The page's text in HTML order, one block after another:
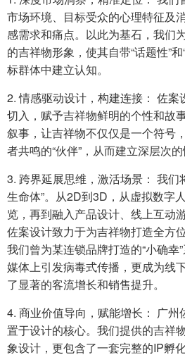
市场环境、目标受众的心理特征及
感需求和痛点。以此为基石，我们
的吉祥物形象，使其自带“话题性”
标群体中建立认知。
2. 情感驱动设计，构建连接： 佐
切入，赋予吉祥物鲜明的个性和故
叙事，让吉祥物不仅仅是一个符号
者共鸣的“伙伴”，从而建立深层次的
3. 跨界延展思维，激活场景： 我们
生命体”。从2D到3D，从虚拟数字
览，再到融入产品设计、线上互动
佐案设计致力于为吉祥物打造全方
我们曾为某连锁品牌打造的“小确幸
媒体上引发病毒式传播，更成为线
了显著的客流增长和销售提升。
4. 商业价值导向，赋能增长： 广州
置于设计的核心。我们提供的吉祥
象设计，更包含了一套完整的IP孵